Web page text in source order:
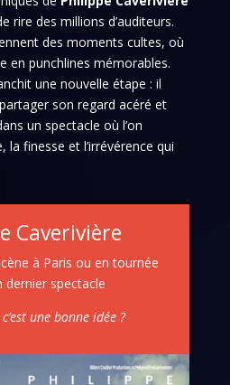
rire des millions d’auditeurs.
des moments cultes, où
en punchlines mémorables.
une nouvelle étape : il
son regard acéré et
un spectacle où l’on
la finesse et l’irrévérence qui
Caverivière
à Paris ou en tournée
dernier spectacle
une bonne idée ?